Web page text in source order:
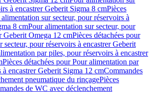
à encastrer Geberit Sigma 8 cmPièces
sur secteur, pour réservoirs à
8 cmPour alimentation sur secteur, pour
Geberit Omega 12 cmPièces détachées pour
secteur, pour réservoirs à encastrer Geberit
par piles, pour réservoirs à encastrer
Pièces détachées pour Pour alimentation par
encastrer Geberit Sigma 12 cmCommandes
pneumatique du rinçagePièces
de WC avec déclenchement